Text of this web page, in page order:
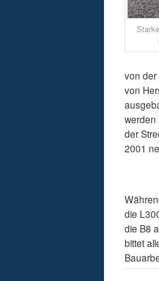
von
von
werden
der
2001
die
die B8
bittet